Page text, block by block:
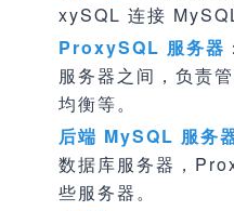
xySQL 连接
ProxySQL 服务器
服务器之间，负责
均衡等。
后端 MySQL 服务
数据库服务器，
些服务器。